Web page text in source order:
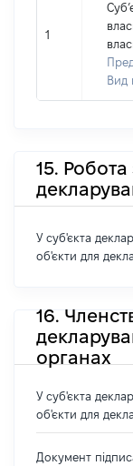
1
Вид
15. Робота
У суб'єкта
об'єкти для
16.
органах
У суб'єкта
об'єкти для
Документ